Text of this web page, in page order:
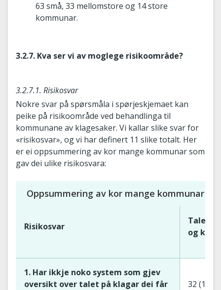
63 små, 33 mellomstore og 14 store
kommunar.
3.2.7. Kva ser vi av moglege risikoområde?
3.2.7.1. Risikosvar
Nokre svar på spørsmåla i spørjeskjemaet kan
peike på risikoområde ved behandlinga til
kommunane av klagesaker. Vi kallar slike svar for
«risikosvar», og vi har definert 11 slike totalt. Her
er ei oppsummering av kor mange kommunar som
gav dei ulike risikosvara:
Oppsummering av kor mange kommunar
Risikosvar
Talet
og
1. Har ikkje noko system som gjev
oversikt over talet på klagar dei får
32 (16